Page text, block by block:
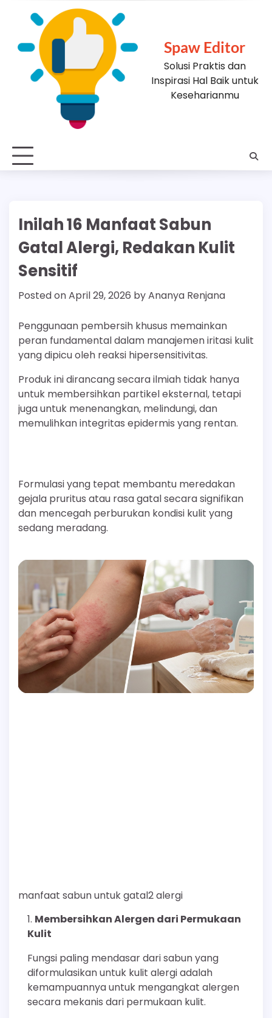
Spaw Editor
Solusi Praktis dan
Inspirasi Hal Baik untuk
Keseharianmu
Inilah 16 Manfaat Sabun
Gatal Alergi, Redakan Kulit
Sensitif
Posted onApril 29, 2026 byAnanya Renjana
Penggunaan pembersih khusus memainkan
peran fundamental dalam manajemen iritasi kulit
yang dipicu oleh reaksi hipersensitivitas.
Produk ini dirancang secara ilmiah tidak hanya
untuk membersihkan partikel eksternal, tetapi
juga untuk menenangkan, melindungi, dan
memulihkan integritas epidermis yang rentan.
Formulasi yang tepat membantu meredakan
gejala pruritus atau rasa gatal secara signifikan
dan mencegah perburukan kondisi kulit yang
sedang meradang.
manfaat sabun untuk gatal2 alergi
Membersihkan Alergen dari Permukaan
Kulit
Fungsi paling mendasar dari sabun yang
diformulasikan untuk kulit alergi adalah
kemampuannya untuk mengangkat alergen
secara mekanis dari permukaan kulit.